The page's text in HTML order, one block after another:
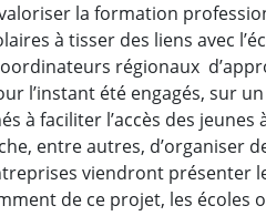
la formation
à tisser des liens avec
régionaux
l’instant été engagés, sur
à faciliter l’accès des
entre autres, d’organiser
viendront présenter
de ce projet, les écoles